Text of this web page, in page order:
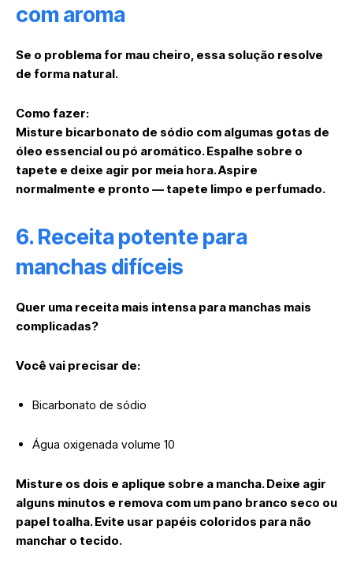
com aroma
Se o problema for mau cheiro, essa solução resolve
de forma natural.
Como fazer:
Misture bicarbonato de sódio com algumas gotas de
óleo essencial ou pó aromático. Espalhe sobre o
tapete e deixe agir por meia hora. Aspire
normalmente e pronto — tapete limpo e perfumado.
6. Receita potente para
manchas difíceis
Quer uma receita mais intensa para manchas mais
complicadas?
Você vai precisar de:
Bicarbonato de sódio
Água oxigenada volume 10
Misture os dois e aplique sobre a mancha. Deixe agir
alguns minutos e remova com um pano branco seco ou
papel toalha. Evite usar papéis coloridos para não
manchar o tecido.